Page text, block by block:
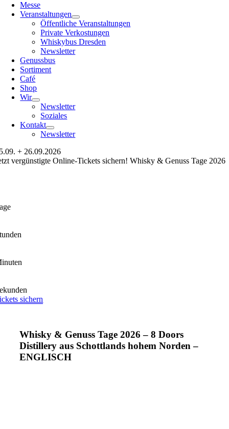
Messe
Veranstaltungen
Öffentliche Veranstaltungen
Private Verkostungen
Whiskybus Dresden
Newsletter
Genussbus
Sortiment
Café
Shop
Wir
Newsletter
Soziales
Kontakt
Newsletter
+ 26.09.2026
vergünstigte Online-Tickets sichern! Whisky & Genuss Tage 2026
sichern
Whisky & Genuss Tage 2026 – 8 Doors
Distillery aus Schottlands hohem Norden –
ENGLISCH